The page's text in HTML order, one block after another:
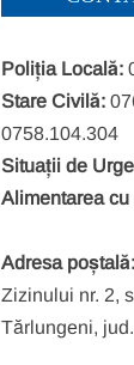
Poliția Locală:
Stare Civilă:
0758.104.304
Situații de
Alimentarea cu
Adresa poștală:
Zizinului nr. 2,
Tărlungeni,